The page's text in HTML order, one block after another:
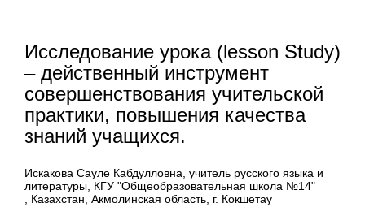
Исследование урока (lesson Study)
– действенный инструмент
совершенствования учительской
практики, повышения качества
знаний учащихся.
Искакова Сауле Кабдулловна, учитель русского языка и
литературы, КГУ "Общеобразовательная школа №14"
, Казахстан, Акмолинская область, г. Кокшетау